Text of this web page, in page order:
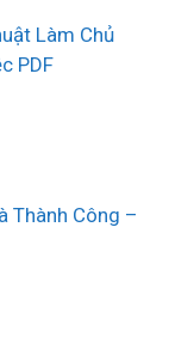
Làm Chủ
PDF
Thành Công –